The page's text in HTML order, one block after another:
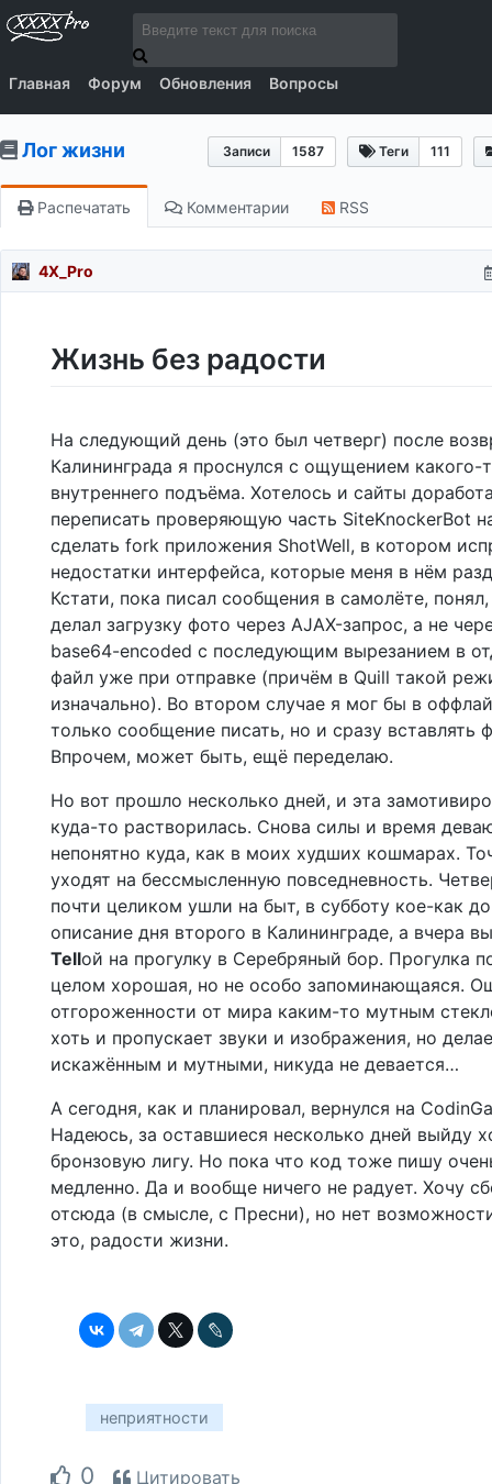
Главная Форум Обновления Вопросы
Записи 1587 Теги 111
Лог жизни
Распечатать Комментарии RSS
4X_Pro
Жизнь без радости
На следующий день (это был четверг) после
Калининграда я проснулся с ощущением какого-
внутреннего подъёма. Хотелось и сайты
переписать проверяющую часть SiteKnockerBot
сделать fork приложения ShotWell, в котором
недостатки интерфейса, которые меня в нём
Кстати, пока писал сообщения в самолёте,
делал загрузку фото через AJAX-запрос, а не
base64-encoded с последующим вырезанием в
файл уже при отправке (причём в Quill такой
изначально). Во втором случае я мог бы в
только сообщение писать, но и сразу вставлять
Впрочем, может быть, ещё переделаю.
Но вот прошло несколько дней, и эта
куда-то растворилась. Снова силы и время
непонятно куда, как в моих худших кошмарах.
уходят на бессмысленную повседневность.
почти целиком ушли на быт, в субботу кое-как
описание дня второго в Калининграде, а вчера
Tellой на прогулку в Серебряный бор. Прогулка
целом хорошая, но не особо запоминающаяся.
отгороженности от мира каким-то мутным
хоть и пропускает звуки и изображения, но
искажённым и мутными, никуда не девается…
А сегодня, как и планировал, вернулся на
Надеюсь, за оставшиеся несколько дней выйду
бронзовую лигу. Но пока что код тоже пишу
медленно. Да и вообще ничего не радует. Хочу
отсюда (в смысле, с Пресни), но нет
это, радости жизни.
неприятности
0 Цитировать